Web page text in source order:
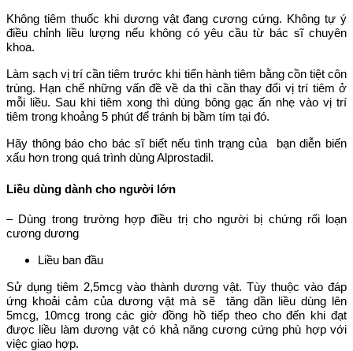
Không tiêm thuốc khi dương vật đang cương cứng. Không tự ý
điều chỉnh liều lượng nếu không có yêu cầu từ bác sĩ chuyên
khoa.
Làm sạch vị trí cần tiêm trước khi tiến hành tiêm bằng cồn tiệt côn
trùng. Hạn chế những vấn đề về da thì cần thay đổi vị trí tiêm ở
mỗi liều. Sau khi tiêm xong thì dùng bông gạc ấn nhẹ vào vị trí
tiêm trong khoảng 5 phút để tránh bị bầm tím tại đó.
Hãy thông báo cho bác sĩ biết nếu tình trạng của bạn diễn biến
xấu hơn trong quá trình dùng Alprostadil.
Liều dùng dành cho người lớn
– Dùng trong trường hợp điều trị cho người bị chứng rối loạn
cương dương
Liều ban đầu
Sử dụng tiêm 2,5mcg vào thành dương vật. Tùy thuộc vào đáp
ứng khoải cảm của dương vật mà sẽ tăng dần liều dùng lên
5mcg, 10mcg trong các giờ đồng hồ tiếp theo cho đến khi đạt
được liều làm dương vật có khả năng cương cứng phù hợp với
việc giao hợp.